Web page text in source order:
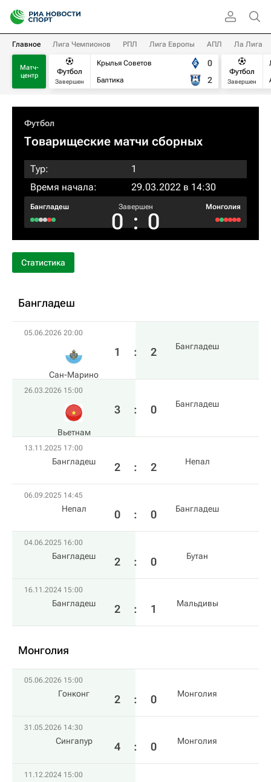
Главное Лига Чемпионов РПЛ Лига Европы АПЛ Ла Лига
Матч-
центр
Футбол
Завершен
Крылья Советов
Балтика
0
2
Футбол
Завершен
Футбол
Товарищеские матчи сборных
Тур:
1
Время начала:
29.03.2022 в 14:30
Бангладеш Завершен
0 : 0
Монголия
Статистика
Бангладеш
05.06.2026 20:00
Сан-Марино
1 : 2 Бангладеш
26.03.2026 15:00
Вьетнам
3 : 0 Бангладеш
13.11.2025 17:00
Бангладеш 2 : 2 Непал
06.09.2025 14:45
Непал 0 : 0 Бангладеш
04.06.2025 16:00
Бангладеш 2 : 0 Бутан
16.11.2024 15:00
Бангладеш 2 : 1 Мальдивы
Монголия
05.06.2026 15:00
Гонконг 2 : 0 Монголия
31.05.2026 14:30
Сингапур 4 : 0 Монголия
11.12.2024 15:00